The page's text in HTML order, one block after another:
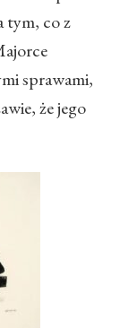
tym, co z
sprawami,
że jego